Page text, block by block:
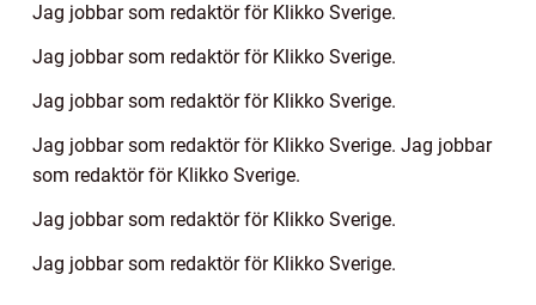
Jag jobbar som redaktör för Klikko Sverige.
Jag jobbar som redaktör för Klikko Sverige.
Jag jobbar som redaktör för Klikko Sverige.
Jag jobbar som redaktör för Klikko Sverige. Jag jobbar
som redaktör för Klikko Sverige.
Jag jobbar som redaktör för Klikko Sverige.
Jag jobbar som redaktör för Klikko Sverige.